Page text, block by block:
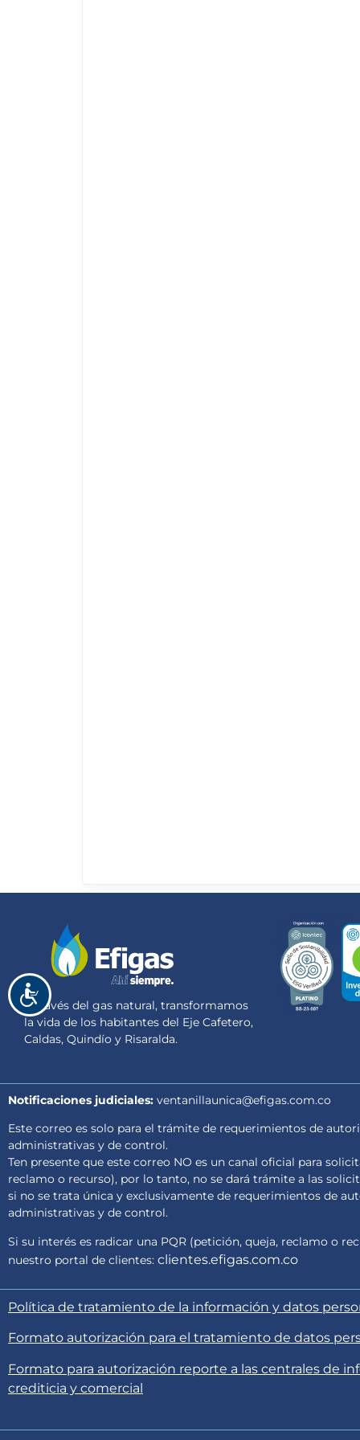
Accesibilidad
A través del gas natural, transformamos
la vida de los habitantes del Eje Cafetero,
Caldas, Quindío y Risaralda.
Notificaciones judiciales: ventanillaunica@efigas.com.co
Este correo es solo para el trámite de requerimientos de
administrativas y de control.
Ten presente que este correo NO es un canal oficial para
reclamo o recurso), por lo tanto, no se dará trámite a las
si no se trata única y exclusivamente de requerimientos de
administrativas y de control.
Si su interés es radicar una PQR (petición, queja, reclamo o
nuestro portal de clientes: clientes.efigas.com.co
Política de tratamiento de la información y datos
Formato autorización para el tratamiento de datos
Formato para autorización reporte a las centrales de
crediticia y comercial